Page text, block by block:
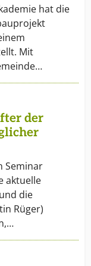
hat die
Mit
der
Seminar
aktuelle
die
Rüger)